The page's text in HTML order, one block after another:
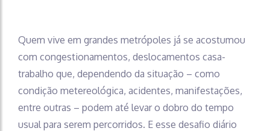
Quem vive em grandes metrópoles já se acostumou
com congestionamentos, deslocamentos casa-
trabalho que, dependendo da situação – como
condição metereológica, acidentes, manifestações,
entre outras – podem até levar o dobro do tempo
usual para serem percorridos. E esse desafio diário